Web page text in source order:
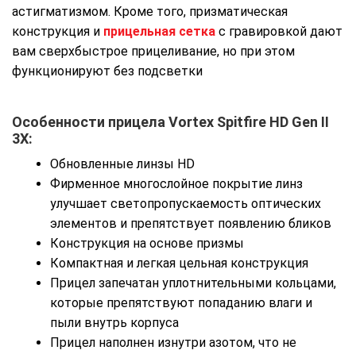
астигматизмом. Кроме того, призматическая
конструкция и прицельная сетка с гравировкой дают
вам сверхбыстрое прицеливание, но при этом
функционируют без подсветки
Особенности прицела Vortex Spitfire HD Gen II
3X:
Обновленные линзы HD
Фирменное многослойное покрытие линз
улучшает светопропускаемость оптических
элементов и препятствует появлению бликов
Конструкция на основе призмы
Компактная и легкая цельная конструкция
Прицел запечатан уплотнительными кольцами,
которые препятствуют попаданию влаги и
пыли внутрь корпуса
Прицел наполнен изнутри азотом, что не